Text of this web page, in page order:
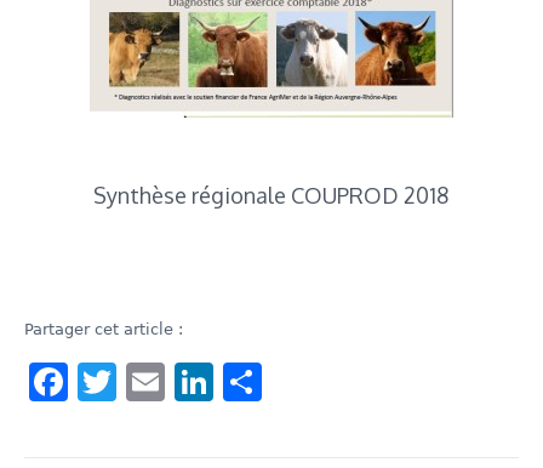
Synthèse régionale COUPROD 2018
Partager cet article :
Facebook
Twitter
EmailLinkedIn